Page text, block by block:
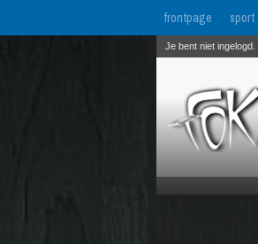
frontpage sport
Je bent niet ingelogd.